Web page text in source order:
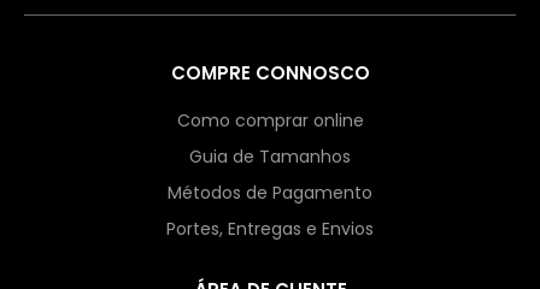
COMPRE CONNOSCO
Como comprar online
Guia de Tamanhos
Métodos de Pagamento
Portes, Entregas e Envios